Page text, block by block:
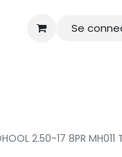
Se
2.50-17 8PR MH011